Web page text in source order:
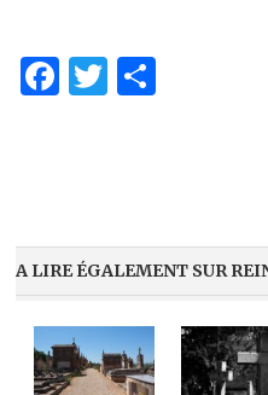
Facebook
Twitter
A LIRE ÉGALEMENT SUR